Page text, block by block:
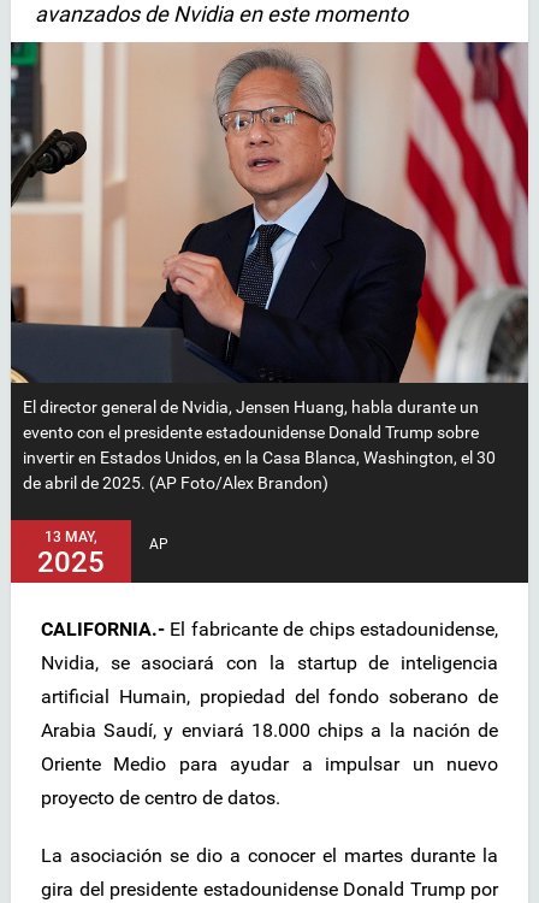
avanzados de Nvidia en este momento
El director general de Nvidia, Jensen Huang, habla durante un
evento con el presidente estadounidense Donald Trump sobre
invertir en Estados Unidos, en la Casa Blanca, Washington, el 30
de abril de 2025. (AP Foto/Alex Brandon)
13 MAY,
2025
AP
CALIFORNIA.- El fabricante de chips estadounidense,
Nvidia, se asociará con la startup de inteligencia
artificial Humain, propiedad del fondo soberano de
Arabia Saudí, y enviará 18.000 chips a la nación de
Oriente Medio para ayudar a impulsar un nuevo
proyecto de centro de datos.
La asociación se dio a conocer el martes durante la
gira del presidente estadounidense Donald Trump por